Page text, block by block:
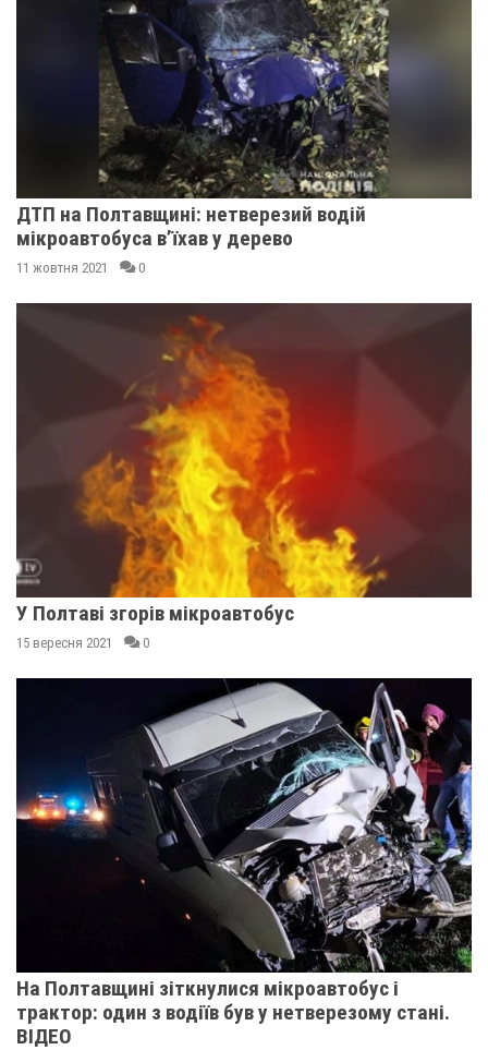
ДТП на Полтавщині: нетверезий водій
мікроавтобуса в’їхав у дерево
11 жовтня 2021 0
У Полтаві згорів мікроавтобус
15 вересня 2021 0
На Полтавщині зіткнулися мікроавтобус і
трактор: один з водіїв був у нетверезому стані.
ВІДЕО